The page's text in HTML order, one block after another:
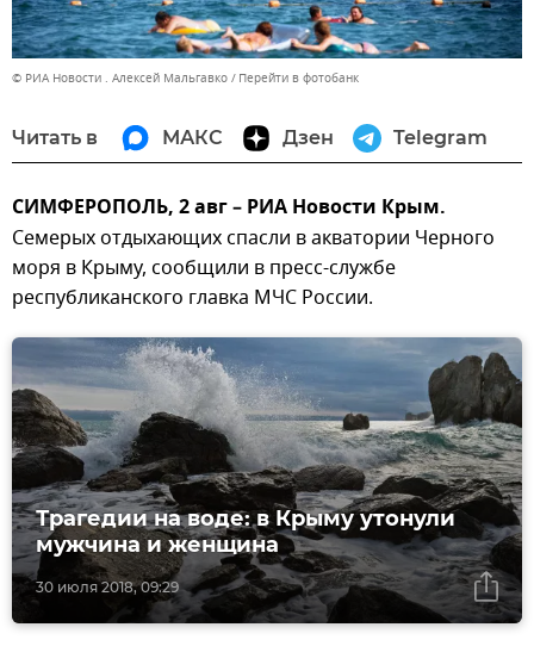
© РИА Новости . Алексей Мальгавко Перейти в фотобанк
Читать в МАКС Дзен Telegram
СИМФЕРОПОЛЬ, 2 авг – РИА Новости Крым.
Семерых отдыхающих спасли в акватории Черного
моря в Крыму, сообщили в пресс-службе
республиканского главка МЧС России.
30 июля 2018, 09:29
Трагедии на воде: в Крыму утонули
мужчина и женщина